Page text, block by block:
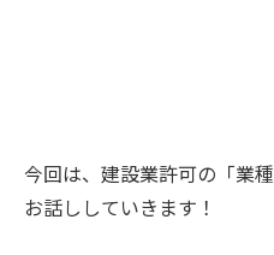
今回は、建設業許可の「業
お話ししていきます！